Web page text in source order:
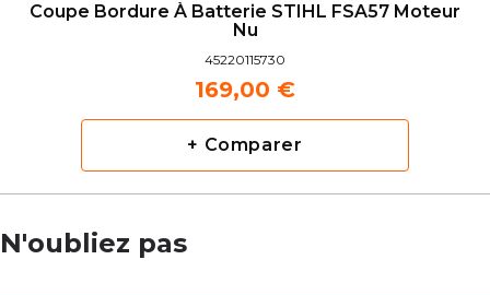
Coupe Bordure À Batterie STIHL FSA57 Moteur
Nu
45220115730
169,00 €
+ Comparer
N'oubliez pas